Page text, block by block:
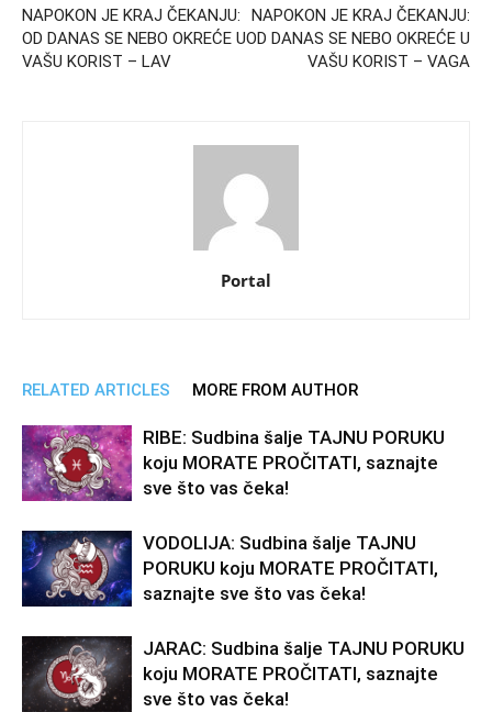
NAPOKON JE KRAJ ČEKANJU:
OD DANAS SE NEBO OKREĆE U
VAŠU KORIST – LAV
NAPOKON JE KRAJ ČEKANJU:
OD DANAS SE NEBO OKREĆE U
VAŠU KORIST – VAGA
Portal
RELATED ARTICLES MORE FROM AUTHOR
RIBE: Sudbina šalje TAJNU PORUKU
koju MORATE PROČITATI, saznajte
sve što vas čeka!
VODOLIJA: Sudbina šalje TAJNU
PORUKU koju MORATE PROČITATI,
saznajte sve što vas čeka!
JARAC: Sudbina šalje TAJNU PORUKU
koju MORATE PROČITATI, saznajte
sve što vas čeka!